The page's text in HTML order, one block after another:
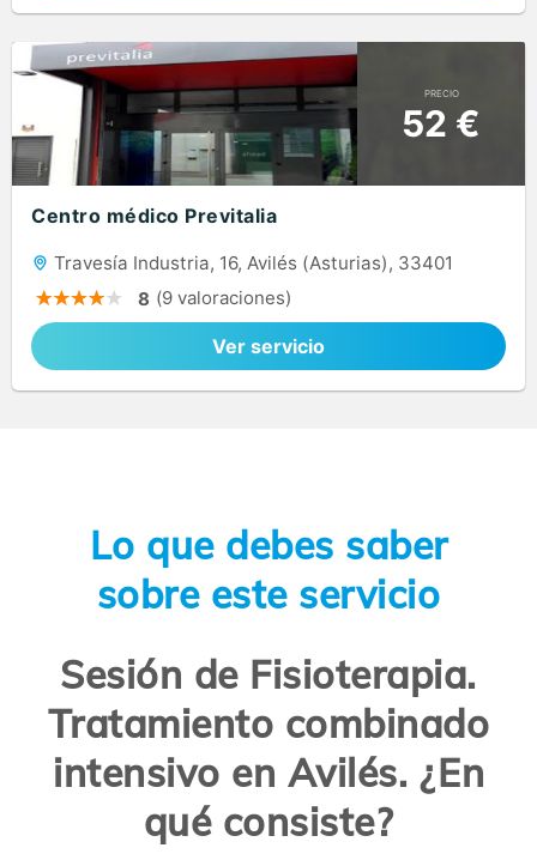
PRECIO
52 €
Centro médico Previtalia
Travesía Industria, 16, Avilés (Asturias), 33401
8 (9 valoraciones)
Ver servicio
Lo que debes saber
sobre este servicio
Sesión de Fisioterapia.
Tratamiento combinado
intensivo en Avilés. ¿En
qué consiste?